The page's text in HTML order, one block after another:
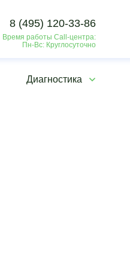
8 (495) 120-33-86
Время работы Call-центра:
Пн-Вс: Круглосуточно
Диагностика